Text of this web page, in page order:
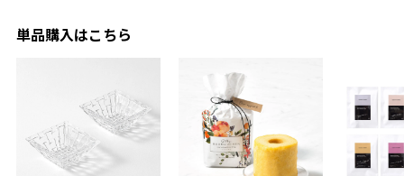
ちらも大変気に入ったと写
を選んでよかったし他の友
人にもお勧めしたいと感じ
ました。
また、こちら不注意でメー
で、いい思い出になりまし
単品購入はこちら